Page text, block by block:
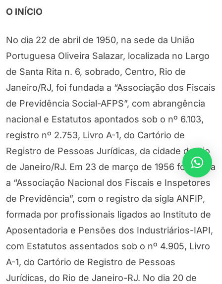
O INÍCIO
No dia 22 de abril de 1950, na sede da União
Portuguesa Oliveira Salazar, localizada no Largo
de Santa Rita n. 6, sobrado, Centro, Rio de
Janeiro/RJ, foi fundada a “Associação dos Fiscais
de Previdência Social-AFPS”, com abrangência
nacional e Estatutos apontados sob o nº 6.103,
registro nº 2.753, Livro A-1, do Cartório de
Registro de Pessoas Jurídicas, da cidade do Rio
de Janeiro/RJ. Em 23 de março de 1956 foi criada
a “Associação Nacional dos Fiscais e Inspetores
de Previdência”, com o registro da sigla ANFIP,
formada por profissionais ligados ao Instituto de
Aposentadoria e Pensões dos Industriários-IAPI,
com Estatutos assentados sob o nº 4.905, Livro
A-1, do Cartório de Registro de Pessoas
Jurídicas, do Rio de Janeiro-RJ. No dia 20 de